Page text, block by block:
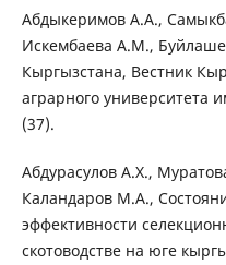
Абдыкеримов А.А.,
Искембаева А.М.,
Кыргызстана, Вестник
аграрного университета
(37).
Абдурасулов А.Х.,
Каландаров М.А.,
эффективности
скотоводстве на юге